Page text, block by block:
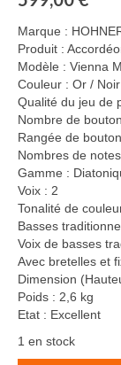
Marque :
Produit :
Modèle : Vienna
Couleur : Or / Noir
Qualité du jeu de
Nombre de
Rangée de
Nombres de
Gamme :
Voix : 2
Tonalité de
Basses
Voix de basses
Avec bretelles et
Dimension
Poids : 2,6 kg
Etat : Excellent
1 en stock